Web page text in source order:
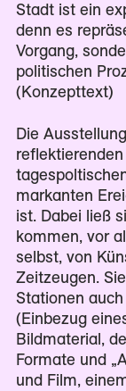
Stadt ist ein
denn es
Vorgang,
politischen
(Konzepttext)
Die
markanten
ist. Dabei ließ
kommen, vor
selbst, von
Zeitzeugen.
Stationen
(Einbezug
Bildmaterial,
Formate und
und Film,